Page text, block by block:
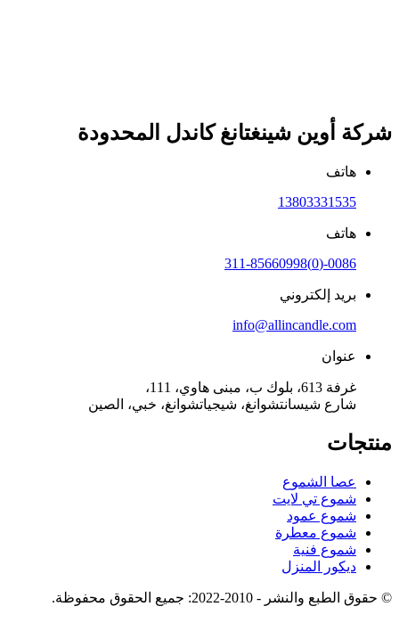
شركة أوين شينغتانغ كاندل المحدودة
هاتف
13803331535
هاتف
0086-(0)311-85660998
بريد إلكتروني
info@allincandle.com
عنوان
غرفة 613، بلوك ب، مبنى هاوي، 111،
شارع شيسانتشوانغ، شيجياتشوانغ، خبي، الصين
منتجات
عصا الشموع
شموع تي لايت
شموع عمود
شموع معطرة
شموع فنية
ديكور المنزل
© حقوق الطبع والنشر - 2010-2022: جميع الحقوق محفوظة.